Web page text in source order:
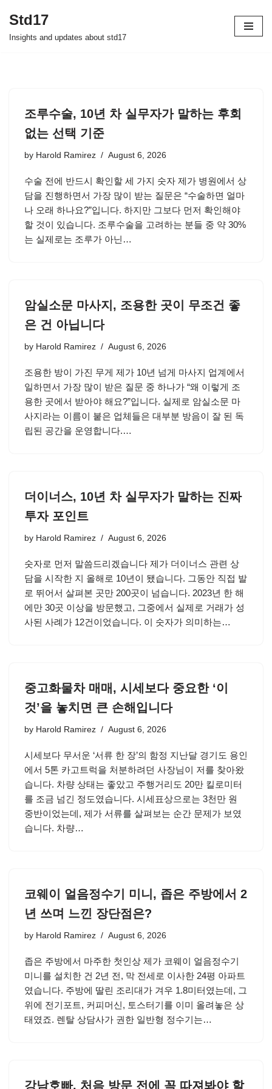
Skip
Std17
Insights and updates about std17
조루수술, 10년 차 실무자가 말하는 후회
없는 선택 기준
by Harold Ramirez August 6, 2026
수술 전에 반드시 확인할 세 가지 숫자 제가 병원에서 상
담을 진행하면서 가장 많이 받는 질문은 “수술하면 얼마
나 오래 하나요?”입니다. 하지만 그보다 먼저 확인해야
할 것이 있습니다. 조루수술을 고려하는 분들 중 약 30%
는 실제로는 조루가 아닌…
암실소문 마사지, 조용한 곳이 무조건 좋
은 건 아닙니다
by Harold Ramirez August 6, 2026
조용한 방이 가진 무게 제가 10년 넘게 마사지 업계에서
일하면서 가장 많이 받은 질문 중 하나가 “왜 이렇게 조
용한 곳에서 받아야 해요?”입니다. 실제로 암실소문 마
사지라는 이름이 붙은 업체들은 대부분 방음이 잘 된 독
립된 공간을 운영합니다.…
더이너스, 10년 차 실무자가 말하는 진짜
투자 포인트
by Harold Ramirez August 6, 2026
숫자로 먼저 말씀드리겠습니다 제가 더이너스 관련 상
담을 시작한 지 올해로 10년이 됐습니다. 그동안 직접 발
로 뛰어서 살펴본 곳만 200곳이 넘습니다. 2023년 한 해
에만 30곳 이상을 방문했고, 그중에서 실제로 거래가 성
사된 사례가 12건이었습니다. 이 숫자가 의미하는…
중고화물차 매매, 시세보다 중요한 ‘이
것’을 놓치면 큰 손해입니다
by Harold Ramirez August 6, 2026
시세보다 무서운 ‘서류 한 장’의 함정 지난달 경기도 용인
에서 5톤 카고트럭을 처분하려던 사장님이 저를 찾아왔
습니다. 차량 상태는 좋았고 주행거리도 20만 킬로미터
를 조금 넘긴 정도였습니다. 시세표상으로는 3천만 원
중반이었는데, 제가 서류를 살펴보는 순간 문제가 보였
습니다. 차량…
코웨이 얼음정수기 미니, 좁은 주방에서 2
년 쓰며 느낀 장단점은?
by Harold Ramirez August 6, 2026
좁은 주방에서 마주한 첫인상 제가 코웨이 얼음정수기
미니를 설치한 건 2년 전, 막 전세로 이사한 24평 아파트
였습니다. 주방에 딸린 조리대가 겨우 1.8미터였는데, 그
위에 전기포트, 커피머신, 토스터기를 이미 올려놓은 상
태였죠. 렌탈 상담사가 권한 일반형 정수기는…
강남호빠, 처음 방문 전에 꼭 따져봐야 할